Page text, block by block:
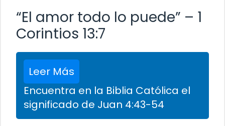
“El amor todo lo puede” – 1
Corintios 13:7
Leer Más
Encuentra en la Biblia Católica el
significado de Juan 4:43-54